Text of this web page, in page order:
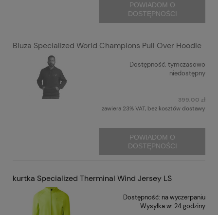
POWIADOM O
DOSTĘPNOŚCI
Bluza Specialized World Champions Pull Over Hoodie
Dostępność: tymczasowo
niedostępny
399,00 zł
zawiera 23% VAT, bez kosztów dostawy
POWIADOM O
DOSTĘPNOŚCI
kurtka Specialized Therminal Wind Jersey LS
Dostępność: na wyczerpaniu
Wysyłka w: 24 godziny